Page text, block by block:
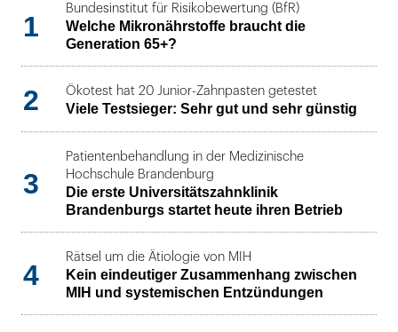
1
Bundesinstitut für Risikobewertung (BfR)
Welche Mikronährstoffe braucht die
Generation 65+?
2 Ökotest hat 20 Junior-Zahnpasten getestet
Viele Testsieger: Sehr gut und sehr günstig
3
Patientenbehandlung in der Medizinische
Hochschule Brandenburg
Die erste Universitätszahnklinik
Brandenburgs startet heute ihren Betrieb
4
Rätsel um die Ätiologie von MIH
Kein eindeutiger Zusammenhang zwischen
MIH und systemischen Entzündungen